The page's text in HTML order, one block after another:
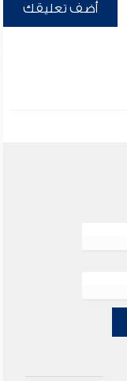
أضف تعليقك